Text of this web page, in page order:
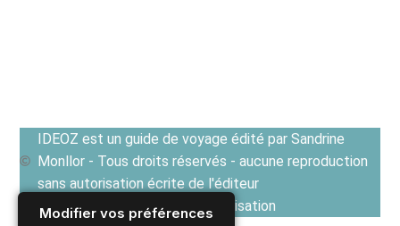
Modifier vos préférences
IDEOZ est un guide de voyage édité par Sandrine
Monllor - Tous droits réservés - aucune reproduction
sans autorisation écrite de l'éditeur
Voir les Conditions générales d'utilisation